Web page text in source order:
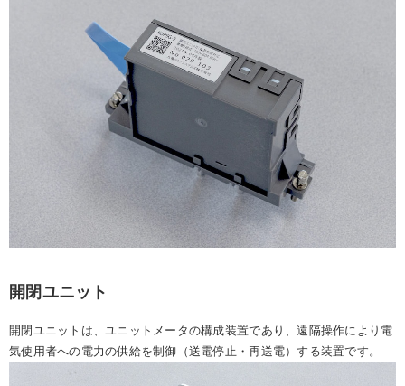
開閉ユニット
開閉ユニットは、ユニットメータの構成装置であり、遠隔操作により電
気使用者への電力の供給を制御（送電停止・再送電）する装置です。